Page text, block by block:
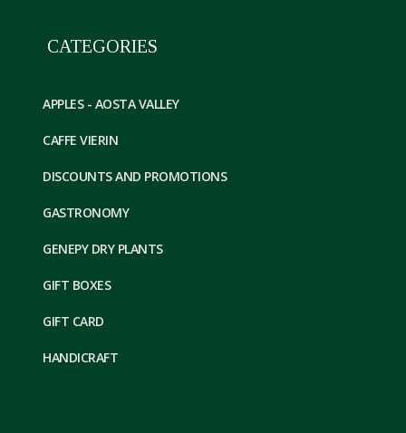
CATEGORIES
APPLES - AOSTA VALLEY
CAFFE VIERIN
DISCOUNTS AND PROMOTIONS
GASTRONOMY
GENEPY DRY PLANTS
GIFT BOXES
GIFT CARD
HANDICRAFT